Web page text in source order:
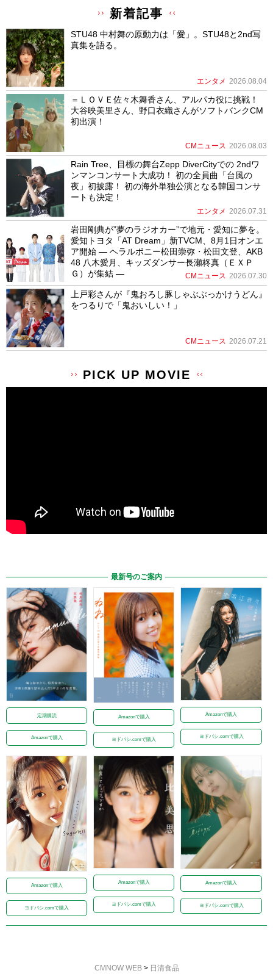
新着記事
STU48 中村舞の原動力は「愛」。STU48と2nd写
真集を語る。
エンタメ 2026.08.04
＝ＬＯＶＥ佐々木舞香さん、アルパカ役に挑戦！
大谷映美里さん、野口衣織さんがソフトバンクCM
初出演！
CMニュース 2026.08.03
Rain Tree、目標の舞台Zepp DiverCityでの 2ndワ
ンマンコンサート大成功！ 初の全員曲「台風の
夜」初披露！ 初の海外単独公演となる韓国コンサ
ートも決定！
エンタメ 2026.07.31
岩田剛典が”夢のラジオカー”で地元・愛知に夢を。
愛知トヨタ「AT Dream」新TVCM、8月1日オンエ
ア開始 ― ヘラルボニー松田崇弥・松田文登、AKB
48 八木愛月、キッズダンサー長瀬柊真（ＥＸＰ
Ｇ）が集結 ―
CMニュース 2026.07.30
上戸彩さんが『鬼おろし豚しゃぶぶっかけうどん』
をつるりで「鬼おいしい！」
CMニュース 2026.07.21
PICK UP MOVIE
最新号のご案内
定期購読
Amazonで購入
Amazonで購入
ヨドバシ.comで購入
Amazonで購入
ヨドバシ.comで購入
Amazonで購入
ヨドバシ.comで購入
Amazonで購入
ヨドバシ.comで購入
Amazonで購入
ヨドバシ.comで購入
CMNOW WEB> 日清食品